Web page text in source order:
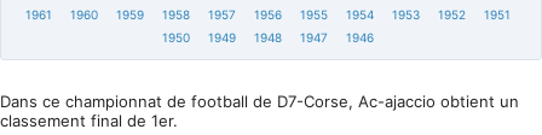
1961
1960 1959 1958 1957 1956 1955 1954 1953 1952
1951
1950
1949 1948 1947 1946
Dans ce championnat de football de D7-Corse, Ac-ajaccio obtient un
classement final de 1er.